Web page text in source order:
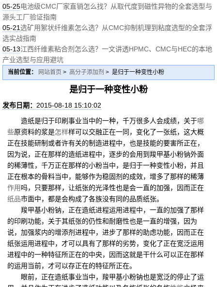
05-25电池级CMC厂家直销怎么找？从取代度到磁性异物的全套选型与
源头工厂验证指南
05-21选矿用絮状纤维素怎么选？从CMC抑制机理到粘度选型的全套浮
选实战指南
05-13江西纤维素粘合剂怎么选？一文讲透HPMC、CMC与HEC的本地
产业选型与应用避坑
当前位置： 网站首页 > 高分子添加剂 > 是归于一种变性小粉
是归于一种变性小粉
发布日期： 2015-08-18 15:10:02
造纸是归于印刷事业当中的一种，千万很多人会成绩，关于哪
些原资料的浆是怎样样可以交融正在一同，变化了一张纸，这大概
正在技能研制或者许有关的制造进程中，也是技能的要害所正在，
因为说，正在那样的造纸进程中，逐步的会用到羧甲基小粉钠外面
的稀薄性，千万正在那样的小粉当中，是归于一种变性小粉，并且
正在根本的骨料当中，能够作为稳固剂的成效，增多了那样的稀薄
作用吗，只要那样，让纸张的光泽性也是会一直的加强，因而正在
纸品市面中，都是会构成了各族没有同的品质纸张。
羧甲基小粉钠，正在造纸进程运用进程中，一直的加强了那样
的印刷功能，关于其纸张的仍性和耐磨性也是一直的增强，因为
说，加强浆内的增添剂进程中，进步了那样的助虑功能，因而正在
纸张运用进程中，才可以具有了那样的劣势，变化了正在宽泛运用
进程中的一种特征所正在的中央，因而这就是干什么可以正在那样
的运用当前，才可以存正在的特征所正在。
眼前，正在造纸事业当中，羧甲基小粉钠也是宽泛的停止了运